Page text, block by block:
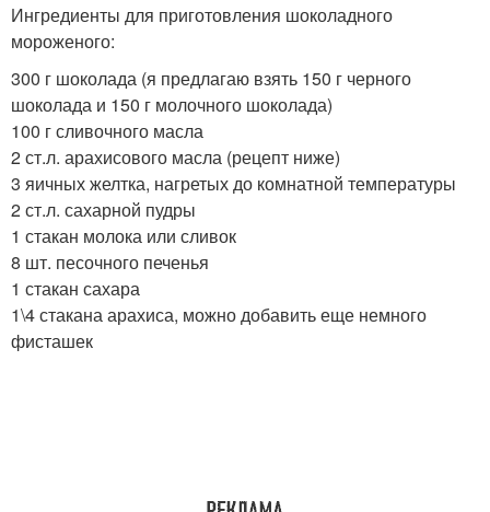
Ингредиенты для приготовления шоколадного
мороженого:
300 г шоколада (я предлагаю взять 150 г черного
шоколада и 150 г молочного шоколада)
100 г сливочного масла
2 ст.л. арахисового масла (рецепт ниже)
3 яичных желтка, нагретых до комнатной температуры
2 ст.л. сахарной пудры
1 стакан молока или сливок
8 шт. песочного печенья
1 стакан сахара
1\4 стакана арахиса, можно добавить еще немного
фисташек